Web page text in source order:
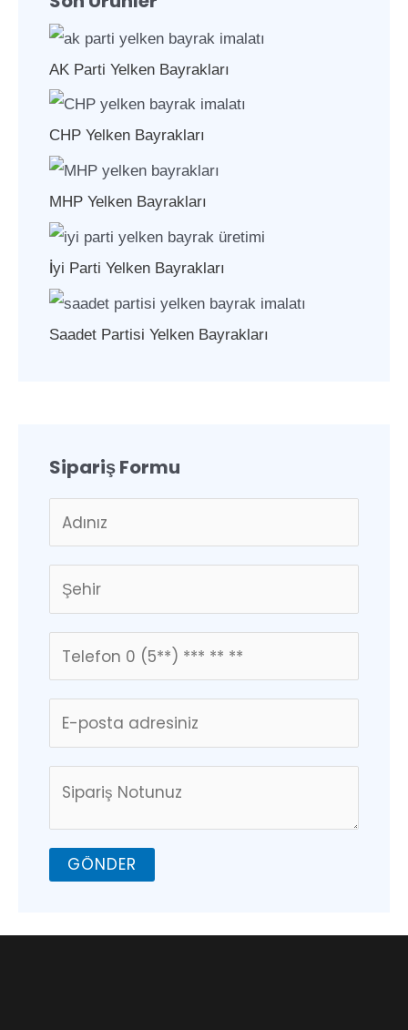
AK Parti Yelken Bayrakları
CHP Yelken Bayrakları
MHP Yelken Bayrakları
İyi Parti Yelken Bayrakları
Saadet Partisi Yelken Bayrakları
Sipariş Formu
GÖNDER